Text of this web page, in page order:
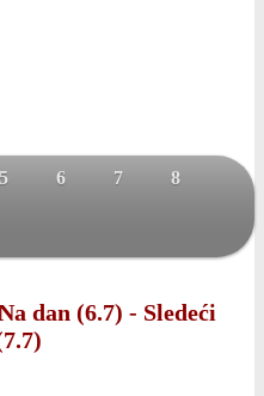
5 6 7 8
dan (6.7) - Sledeći